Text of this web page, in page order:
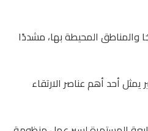
والمناطق المحيطة بها، مشددًا
أحد أهم عناصر الارتقاء